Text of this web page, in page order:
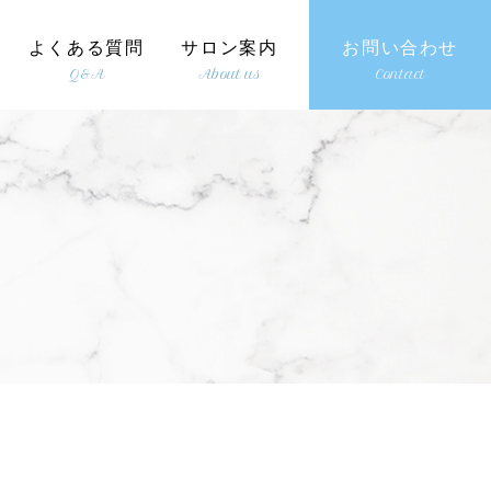
よくある質問 サロン案内 お問い合わせ